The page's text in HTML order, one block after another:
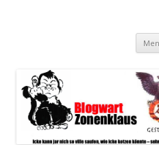
spiegeln im wesentlichen den